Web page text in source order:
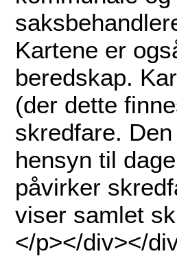
Kartene er
beredskap.
(der dette
skredfare.
hensyn til
påvirker
viser samlet
</p></div></